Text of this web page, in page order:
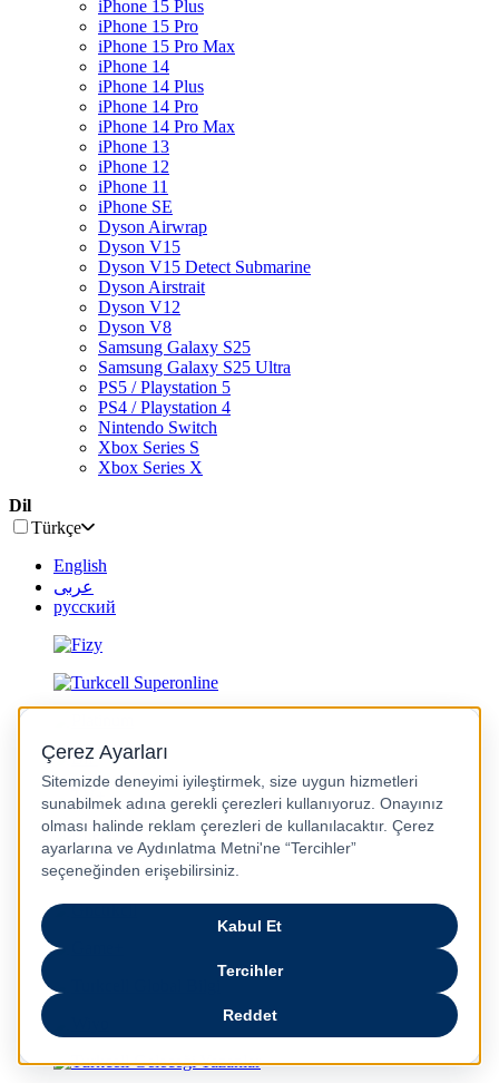
iPhone 15 Plus
iPhone 15 Pro
iPhone 15 Pro Max
iPhone 14
iPhone 14 Plus
iPhone 14 Pro
iPhone 14 Pro Max
iPhone 13
iPhone 12
iPhone 11
iPhone SE
Dyson Airwrap
Dyson V15
Dyson V15 Detect Submarine
Dyson Airstrait
Dyson V12
Dyson V8
Samsung Galaxy S25
Samsung Galaxy S25 Ultra
PS5 / Playstation 5
PS4 / Playstation 4
Nintendo Switch
Xbox Series S
Xbox Series X
Dil
Türkçe
English
عربى
русский